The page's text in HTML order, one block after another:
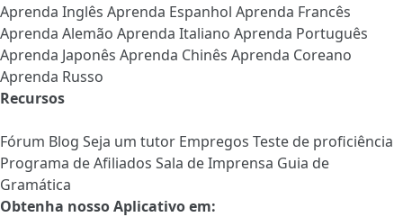
Aprenda Inglês Aprenda Espanhol Aprenda Francês
Aprenda Alemão Aprenda Italiano Aprenda Português
Aprenda Japonês Aprenda Chinês Aprenda Coreano
Aprenda Russo
Recursos
Fórum Blog Seja um tutor Empregos Teste de proficiência
Programa de Afiliados Sala de Imprensa Guia de
Gramática
Obtenha nosso Aplicativo em: